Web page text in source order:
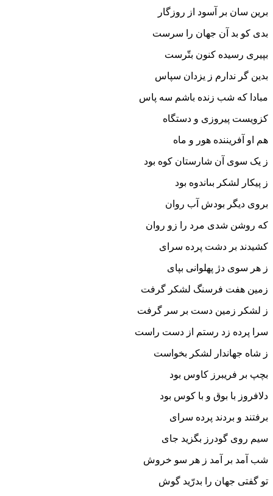
برین سان بر آسود از روزگار
بدى کو بد آن جهان را سرست
بپیرى رسیده کنون بتّرست
بدین گر ندارم ز یزدان سپاس
مبادا که شب زنده باشم سه پاس‏
کزویست پیروزى و دستگاه
هم او آفریننده هور و ماه‏
ز یک سوى آن شارستان کوه بود
ز پیکار لشکر بى‏اندوه بود
بروى دیگر بودش آب روان
که روشن شدى مرد را زو روان‏
کشیدند بر دشت پرده سراى
ز هر سوى دژ پهلوانى بپاى‏
زمین هفت فرسنگ لشکر گرفت
ز لشکر زمین دست بر سر گرفت‏
سرا پرده زد رستم از دست راست
ز شاه جهاندار لشکر بخواست‏
بچپ بر فریبرز کاوس بود
دلافروز با بوق و با کوس بود
برفتند و بردند پرده سراى
سیم روى گودرز بگزید جاى‏
شب آمد بر آمد ز هر سو خروش
تو گفتى جهان را بدرّید گوش‏